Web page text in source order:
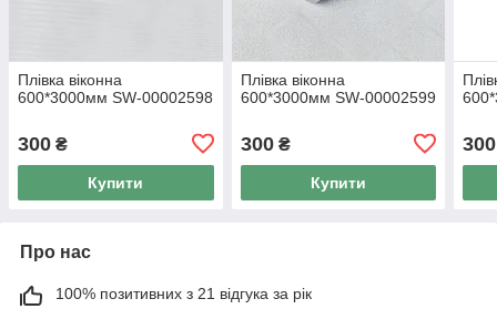
Плівка віконна
600*3000мм SW-00002598
300 ₴
Купити
Плівка віконна
600*3000мм SW-00002599
300₴
Купити
300
Про нас
100% позитивних з 21 відгука за рік